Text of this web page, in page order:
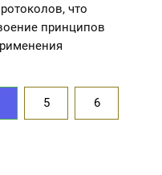
что
принципов
5 6